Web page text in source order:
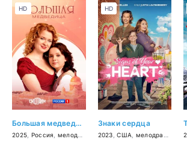
Большая медведица
2025 Россия мелодрама
HD
Знаки сердца
2023 ,США мелодрама
HD